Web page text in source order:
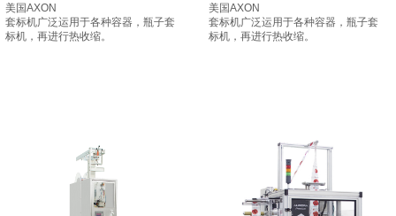
美国AXON
套标机广泛运用于各种容器，瓶子套
标机，再进行热收缩。
美国AXON
套标机广泛运用于各种容器，瓶子套
标机，再进行热收缩。